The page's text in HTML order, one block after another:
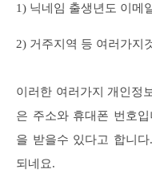
1) 닉네임 출생년도 이메
2) 거주지역 등 여러가지
이러한 여러가지 개인정
은 주소와 휴대폰 번호
을 받을수 있다고 합니
되네요.